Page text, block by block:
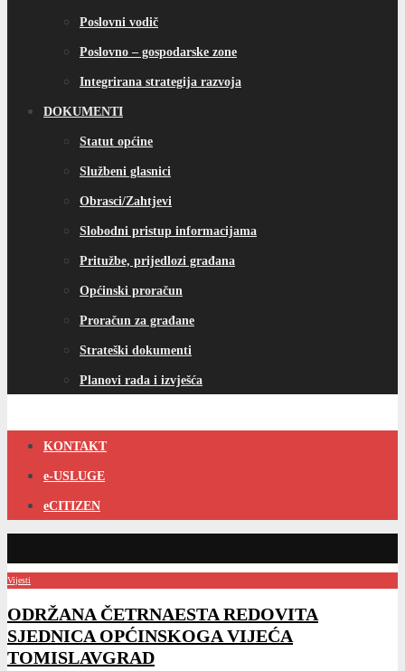
Poslovni vodič
Poslovno – gospodarske zone
Integrirana strategija razvoja
DOKUMENTI
Statut općine
Službeni glasnici
Obrasci/Zahtjevi
Slobodni pristup informacijama
Pritužbe, prijedlozi građana
Općinski proračun
Proračun za građane
Strateški dokumenti
Planovi rada i izvješća
KONTAKT
e-USLUGE
eCITIZEN
Vijesti
ODRŽANA ČETRNAESTA REDOVITA
SJEDNICA OPĆINSKOGA VIJEĆA
TOMISLAVGRAD